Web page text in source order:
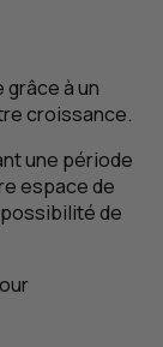
à un
croissance.
une période
espace de
de